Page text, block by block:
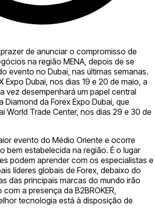
prazer de anunciar o compromisso de
na região MENA, depois de se
evento no Dubai, nas últimas semanas.
Expo Dubai, nos dias 19 e 20 de maio, a
vez desempenhará um papel central
da Forex Expo Dubai, que
World Trade Center, nos dias 29 e 30 de
evento do Médio Oriente e ocorre
bem estabelecida na região. É o lugar
podem aprender com os especialistas e
líderes globais de Forex, debaixo do
das principais marcas do mundo irão
a presença da B2BROKER,
tecnologia está à disposição de